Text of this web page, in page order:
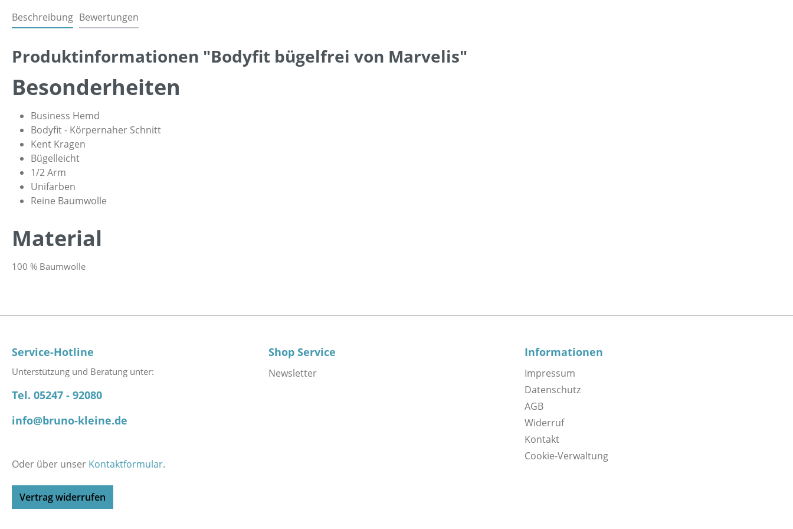
Beschreibung Bewertungen
Produktinformationen "Bodyfit bügelfrei von Marvelis"
Besonderheiten
Business Hemd
Bodyfit - Körpernaher Schnitt
Kent Kragen
Bügelleicht
1/2 Arm
Unifarben
Reine Baumwolle
Material
100 % Baumwolle
Service-Hotline
Unterstützung und Beratung unter:
Tel. 05247 - 92080
info@bruno-kleine.de
Oder über unser Kontaktformular.
Vertrag widerrufen
Shop Service
Newsletter
Informationen
Impressum
Datenschutz
AGB
Widerruf
Kontakt
Cookie-Verwaltung